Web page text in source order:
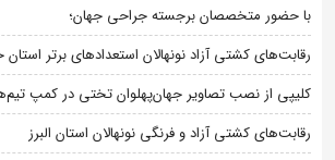
با حضور متخصصان برجسته جراحی جهان؛
رقابت‌های کشتی آزاد نونهالان استعدادهای برتر
کلیپی از نصب تصاویر جهان‌پهلوان تختی در کمپ
رقابت‌های کشتی آزاد و فرنگی نونهالان استان البرز